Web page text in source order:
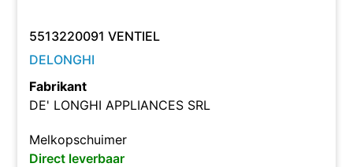
5513220091 VENTIEL
DELONGHI
Fabrikant
DE' LONGHI APPLIANCES SRL
Melkopschuimer
Direct leverbaar